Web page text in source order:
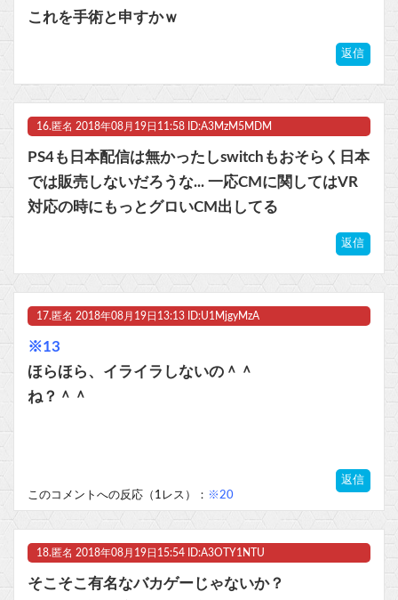
これを手術と申すかｗ
返信
16. 匿名 2018年08月19日11:58 ID:A3MzM5MDM
PS4も日本配信は無かったしswitchもおそらく日本
では販売しないだろうな... 一応CMに関してはVR
対応の時にもっとグロいCM出してる
返信
17. 匿名 2018年08月19日13:13 ID:U1MjgyMzA
※13
ほらほら、イライラしないの＾＾
ね？＾＾
返信
このコメントへの反応（1レス）： ※20
18. 匿名 2018年08月19日15:54 ID:A3OTY1NTU
そこそこ有名なバカゲーじゃないか？